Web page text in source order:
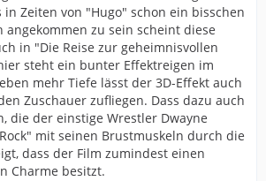
in Zeiten von "Hugo" schon ein bisschen
angekommen zu sein scheint diese
in "Die Reise zur geheimnisvollen
steht ein bunter Effektreigen im
mehr Tiefe lässt der 3D-Effekt auch
Zuschauer zufliegen. Dass dazu auch
die der einstige Wrestler Dwayne
mit seinen Brustmuskeln durch die
dass der Film zumindest einen
Charme besitzt.